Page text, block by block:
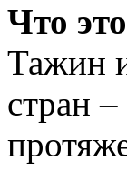
Что
Тажин
стран